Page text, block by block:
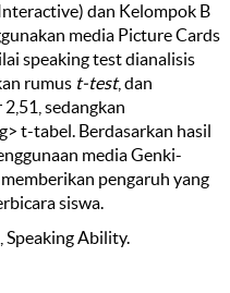
dan Kelompok B
media Picture Cards
speaking test dianalisis
rumus t-test, dan
2,51, sedangkan
t-tabel. Berdasarkan hasil
media Genki-
pengaruh yang
siswa.
Speaking Ability.